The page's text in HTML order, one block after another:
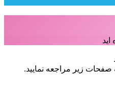
زیر مراجعه نمایید.